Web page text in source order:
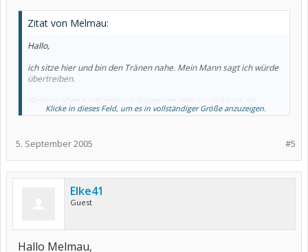
Zitat von Melmau:
Hallo,
ich sitze hier und bin den Tränen nahe. Mein Mann sagt ich würde
übertreiben.
Gestern abend ruft meine Schwiegermutter an und sagt, sie
kommt zu Besuch. In der Zeit wollte aber ein Bekannter mit ihr
Ich habe ihr gesagt, daß ich das nicht möchte. Sie sagt, Du kennst
schlecht.
Reagiere ich wirklich über?
Klicke in dieses Feld, um es in vollständiger Größe anzuzeigen.
#5
5. September 2005
Elke41
Guest
Hallo Melmau,